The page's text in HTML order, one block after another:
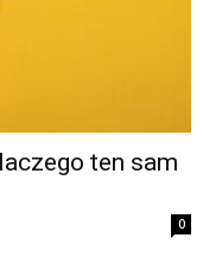
ten sam
0